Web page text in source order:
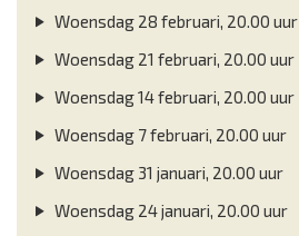
Woensdag 28 februari, 20.00 uur
Woensdag 21 februari, 20.00 uur
Woensdag 14 februari, 20.00 uur
Woensdag 7 februari, 20.00 uur
Woensdag 31 januari, 20.00 uur
Woensdag 24 januari, 20.00 uur